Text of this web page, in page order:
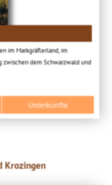
im Markgräflerland, im
zwischen dem Schwarzwald und
Unterkünfte
Krozingen